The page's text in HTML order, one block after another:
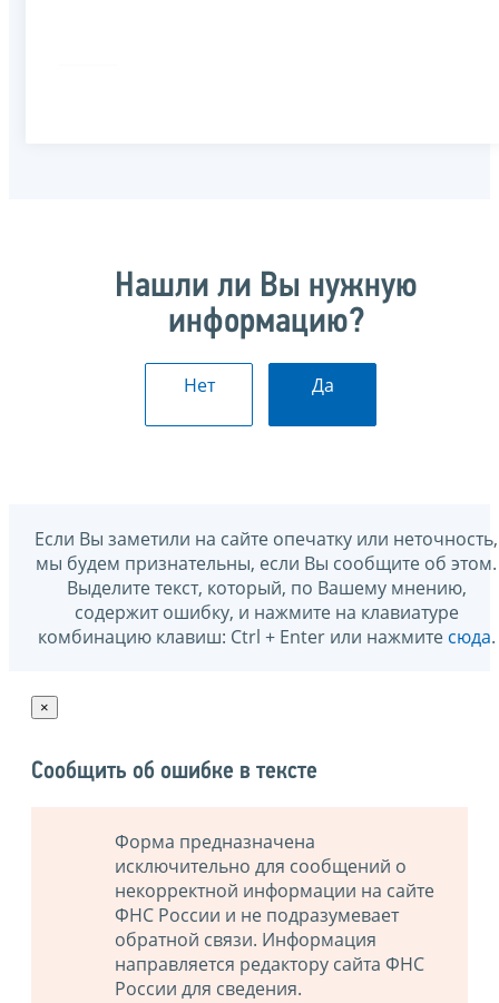
Нашли ли Вы нужную
информацию?
Нет Да
Если Вы заметили на сайте опечатку или неточность,
мы будем признательны, если Вы сообщите об этом.
Выделите текст, который, по Вашему мнению,
содержит ошибку, и нажмите на клавиатуре
комбинацию клавиш: Ctrl + Enter или нажмите сюда.
×
Сообщить об ошибке в тексте
Форма предназначена
исключительно для сообщений о
некорректной информации на сайте
ФНС России и не подразумевает
обратной связи. Информация
направляется редактору сайта ФНС
России для сведения.